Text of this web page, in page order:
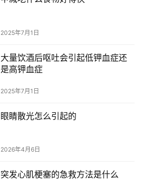
2025年7月1日
大量饮酒后呕吐会引起低钾血症还
是高钾血症
2025年7月1日
眼睛散光怎么引起的
2026年4月6日
突发心肌梗塞的急救方法是什么